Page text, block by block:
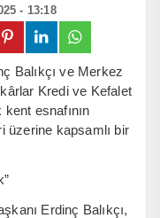
- 13:18
Balıkçı ve Merkez
Kredi ve Kefalet
esnafının
üzerine kapsamlı bir
Erdinç Balıkçı,